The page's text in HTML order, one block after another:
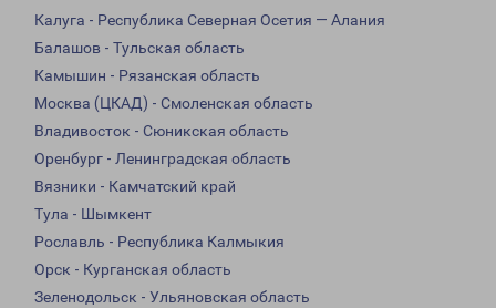
Калуга - Республика Северная Осетия — Алания
Балашов - Тульская область
Камышин - Рязанская область
Москва (ЦКАД) - Смоленская область
Владивосток - Сюникская область
Оренбург - Ленинградская область
Вязники - Камчатский край
Тула - Шымкент
Рославль - Республика Калмыкия
Орск - Курганская область
Зеленодольск - Ульяновская область